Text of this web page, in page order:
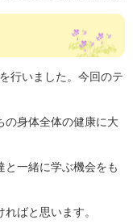
行いました。今回のテ
の身体全体の健康に大
と一緒に学ぶ機会をも
ばと思います。